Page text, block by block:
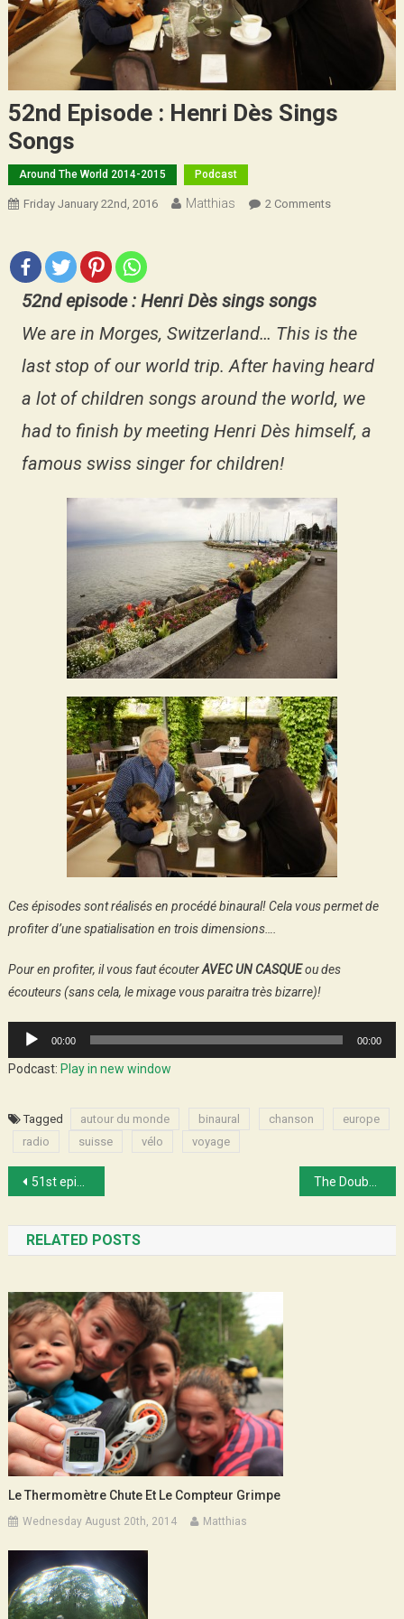
52nd Episode : Henri Dès Sings
Songs
Around The World 2014-2015 Podcast
Friday January 22nd, 2016 Matthias 2 CommentsOn
Sings
52nd episode : Henri Dès sings songs
We are in Morges, Switzerland… This is the
last stop of our world trip. After having heard
a lot of children songs around the world, we
had to finish by meeting Henri Dès himself, a
famous swiss singer for children!
Ces épisodes sont réalisés en procédé binaural! Cela vous permet de
profiter d’une spatialisation en trois dimensions….
Pour en profiter, il vous faut écouterAVEC UN CASQUEou des
écouteurs (sans cela, le mixage vous paraitra très bizarre)!
Audio
Player
00:00 00:00
Podcast: Play in new window
Tagged autour du monde binaural chanson
europe
radio
suisse vélo voyage
Post
navigation
51st episode : Launch to Disneyworld The Doubs valley by Eurovelo 6
RELATED POSTS
Le Thermomètre Chute Et Le Compteur Grimpe
Wednesday August 20th, 2014 Matthias